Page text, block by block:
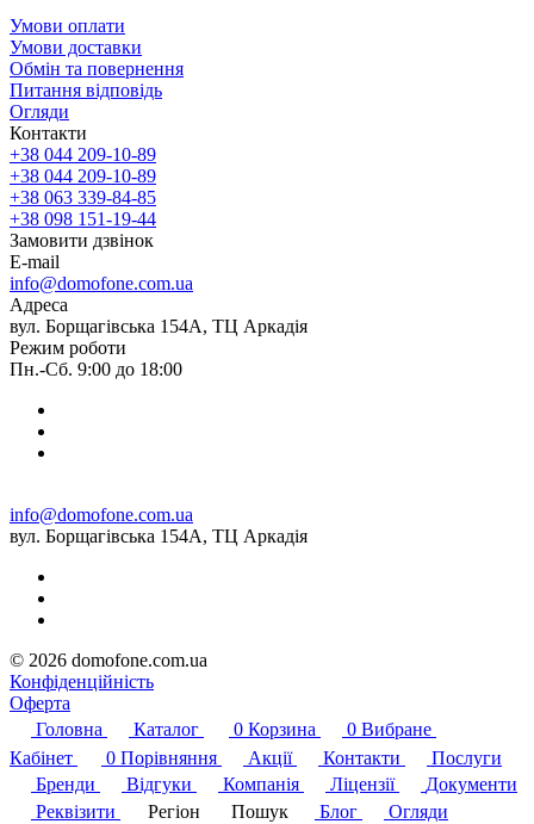
Умови оплати
Умови доставки
Обмін та повернення
Питання відповідь
Огляди
Контакти
+38 044 209-10-89
+38 044 209-10-89
+38 063 339-84-85
+38 098 151-19-44
Замовити дзвінок
E-mail
info@domofone.com.ua
Адреса
вул. Борщагівська 154А, ТЦ Аркадія
Режим роботи
Пн.-Сб. 9:00 до 18:00
info@domofone.com.ua
вул. Борщагівська 154А, ТЦ Аркадія
© 2026 domofone.com.ua
Конфіденційність
Оферта
Головна
Каталог 0 Корзина 0 Вибране
Кабінет
0 Порівняння Акції Контакти
Послуги
Бренди
Відгуки Компанія Ліцензії
Документи
Реквізити
Регіон Пошук Блог Огляди